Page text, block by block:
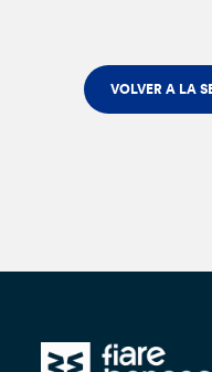
VOLVER A LA